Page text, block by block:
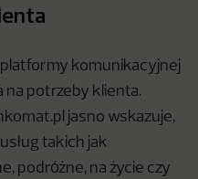
komunikacyjnej
potrzeby klienta.
jasno wskazuje,
takich jak
podróżne, na życie czy